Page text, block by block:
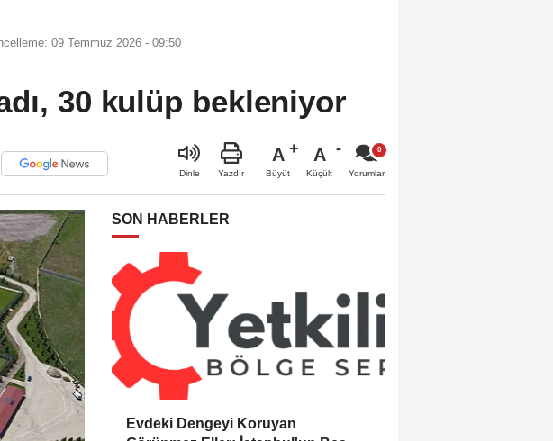
09 Temmuz 2026 - 09:50
30 kulüp bekleniyor
Dinle Yazdır
A
Büyüt
A
Küçült Yorumlar
SON HABERLER
Evdeki Dengeyi Koruyan